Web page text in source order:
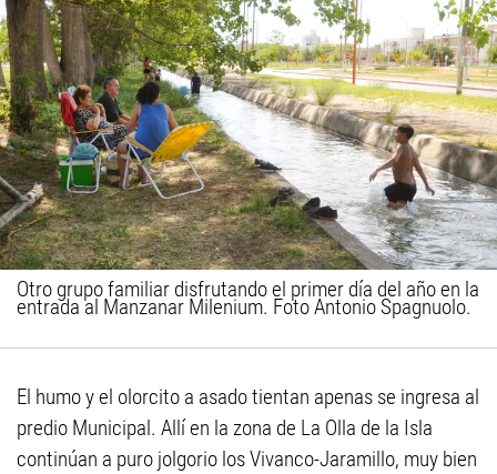
Otro grupo familiar disfrutando el primer día del año en la
entrada al Manzanar Milenium. Foto Antonio Spagnuolo.
El humo y el olorcito a asado tientan apenas se ingresa al
predio Municipal. Allí en la zona de La Olla de la Isla
continúan a puro jolgorio los Vivanco-Jaramillo, muy bien